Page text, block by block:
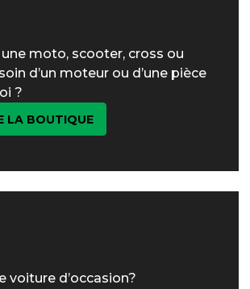
moto, scooter, cross ou
d’un moteur ou d’une pièce
?
LA BOUTIQUE
voiture d’occasion?